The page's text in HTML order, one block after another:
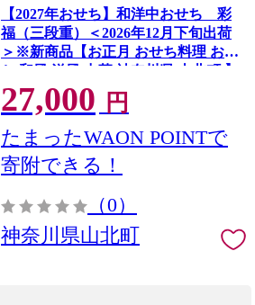
【2027年おせち】和洋中おせち 彩
福（三段重）＜2026年12月下旬出荷
＞※新商品【お正月 おせち料理 おせ
ち 和風 洋風 中華 神奈川県 山北町 】
27,000 円
たまったWAON POINTで
寄附できる！
（0）
神奈川県山北町